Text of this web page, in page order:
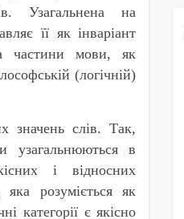
Узагальнена на
її як інваріант
частини мови, як
(логічній)
значень слів. Так,
узагальнюються в
і відносних
розуміється як
категорії є якісно